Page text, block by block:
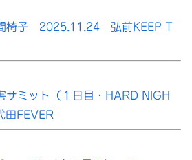
椅子 2025.11.24 弘前KEEP T
ミット（１日目・HARD NIGH
FEVER